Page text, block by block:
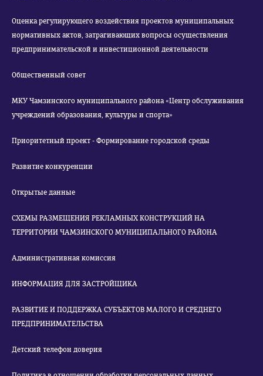
Оценка регулирующего воздействия проектов муниципальных
нормативных актов, затрагивающих вопросы осуществления
предпринимательской и инвестиционной деятельности
Общественный совет
МКУ Чамзинского муниципального района «Центр обслуживания
учреждений образования, культуры и спорта»
Приоритетный проект - Формирование городской среды
Развитие конкуренции
Открытые данные
СХЕМЫ РАЗМЕЩЕНИЯ РЕКЛАМНЫХ КОНСТРУКЦИЙ НА
ТЕРРИТОРИИ ЧАМЗИНСКОГО МУНИЦИПАЛЬНОГО РАЙОНА
Административная комиссия
ИНФОРМАЦИЯ ДЛЯ ЗАСТРОЙЩИКА
РАЗВИТИЕ И ПОДДЕРЖКА СУБЪЕКТОВ МАЛОГО И СРЕДНЕГО
ПРЕДПРИНИМАТЕЛЬСТВА
Детский телефон доверия